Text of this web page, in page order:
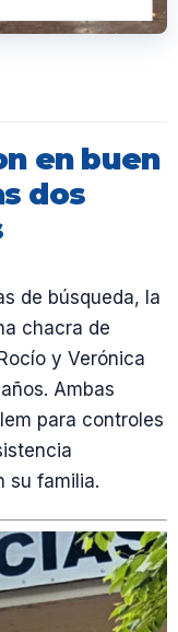
en buen
dos
de búsqueda, la
chacra de
y Verónica
Ambas
para controles
su familia.